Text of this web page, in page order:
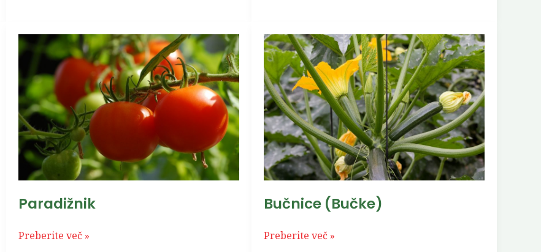
Paradižnik
Paradižnik
Preberite več »
Bučnice (Bučke)
Bučnice
(Bučke)
Preberite več »